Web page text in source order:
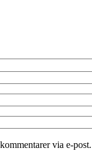
via e-post.